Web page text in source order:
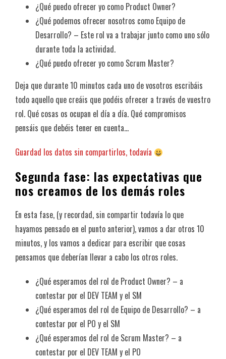
¿Qué puedo ofrecer yo como Product Owner?
¿Qué podemos ofrecer nosotros como Equipo de
Desarrollo? – Este rol va a trabajar junto como uno sólo
durante toda la actividad.
¿Qué puedo ofrecer yo como Scrum Master?
Deja que durante 10 minutos cada uno de vosotros escribáis
todo aquello que creáis que podéis ofrecer a través de vuestro
rol. Qué cosas os ocupan el día a día. Qué compromisos
pensáis que debéis tener en cuenta…
Guardad los datos sin compartirlos, todavía
Segunda fase: las expectativas que
nos creamos de los demás roles
En esta fase, (y recordad, sin compartir todavía lo que
hayamos pensado en el punto anterior), vamos a dar otros 10
minutos, y los vamos a dedicar para escribir que cosas
pensamos que deberían llevar a cabo los otros roles.
¿Qué esperamos del rol de Product Owner? – a
contestar por el DEV TEAM y el SM
¿Qué esperamos del rol de Equipo de Desarrollo? – a
contestar por el PO y el SM
¿Qué esperamos del rol de Scrum Master? – a
contestar por el DEV TEAM y el PO